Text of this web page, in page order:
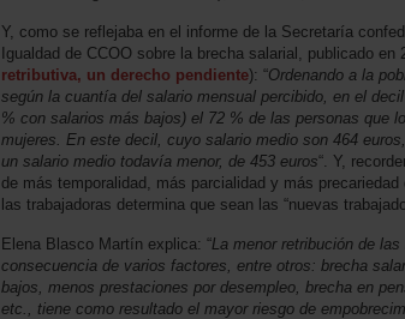
Y, como se reflejaba en el informe de la Secretaría
Igualdad de CCOO sobre la brecha salarial, publicado en
retributiva, un derecho pendiente): “Ordenando a la
según la cuantía del salario mensual percibido, en el
% con salarios más bajos) el 72 % de las personas que
mujeres. En este decil, cuyo salario medio son 464
un salario medio todavía menor, de 453 euros“. Y,
de más temporalidad, más parcialidad y más precariedad
las trabajadoras determina que sean las “nuevas
Elena Blasco Martín explica: “La menor retribución de las
consecuencia de varios factores, entre otros: brecha
bajos, menos prestaciones por desempleo, brecha en
etc., tiene como resultado el mayor riesgo de